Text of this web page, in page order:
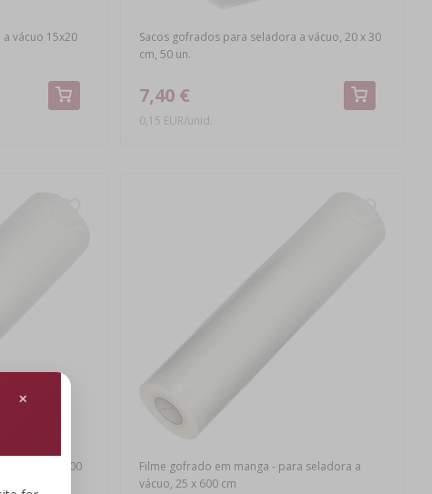
vácuo 15x20
Sacos gofrados para seladora a vácuo, 20 x 30
cm, 50 un.
7,40 €
0,15 EUR/unid.
manga 20x600
Filme gofrado em manga - para seladora a
vácuo, 25 x 600 cm